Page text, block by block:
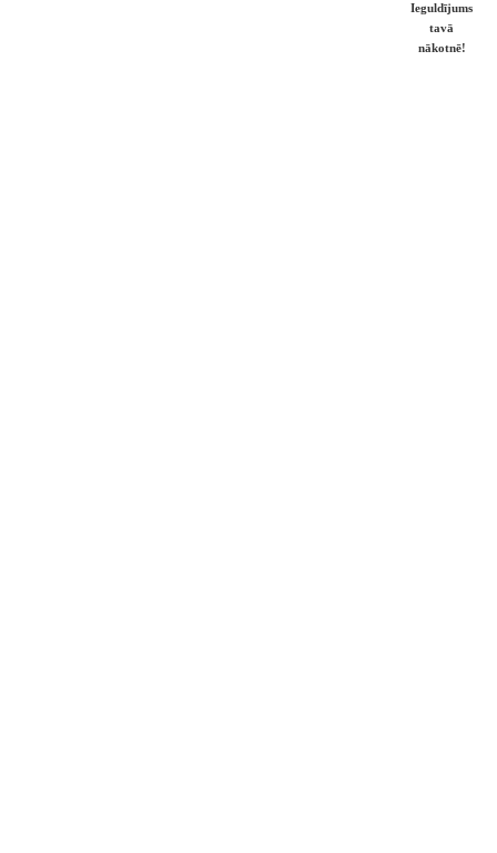
Ieguldījums
tavā
nākotnē!